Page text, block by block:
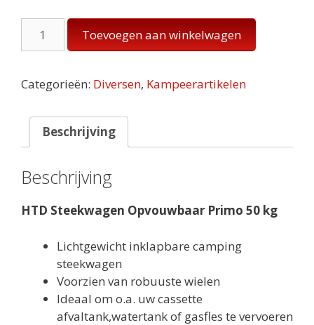
Steekwagen
Primo
kg
aantal
Toevoegen aan winkelwagen
Categorieën: Diversen, Kampeerartikelen
Beschrijving
Beschrijving
HTD Steekwagen Opvouwbaar Primo 50 kg
Lichtgewicht inklapbare camping
steekwagen
Voorzien van robuuste wielen
Ideaal om o.a. uw cassette
afvaltank,watertank of gasfles te vervoeren